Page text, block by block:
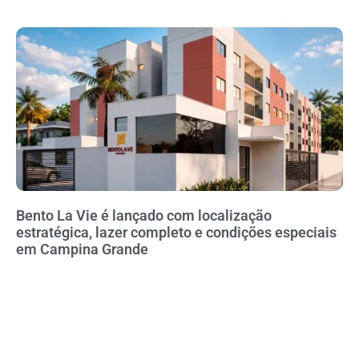
Bento La Vie é lançado com localização
estratégica, lazer completo e condições especiais
em Campina Grande